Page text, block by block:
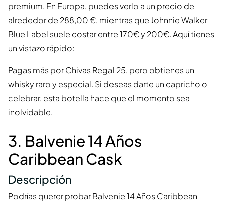
premium. En Europa, puedes verlo a un precio de
alrededor de 288,00 €, mientras que Johnnie Walker
Blue Label suele costar entre 170€ y 200€. Aquí tienes
un vistazo rápido:
Pagas más por Chivas Regal 25, pero obtienes un
whisky raro y especial. Si deseas darte un capricho o
celebrar, esta botella hace que el momento sea
inolvidable.
3. Balvenie 14 Años
Caribbean Cask
Descripción
Podrías querer probarBalvenie 14 Años Caribbean